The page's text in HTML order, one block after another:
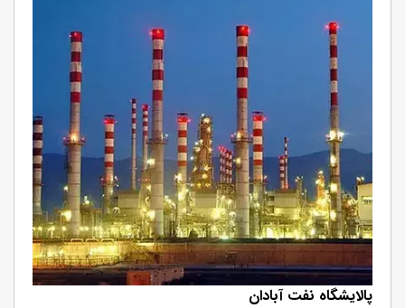
پالایشگاه نفت آبادان